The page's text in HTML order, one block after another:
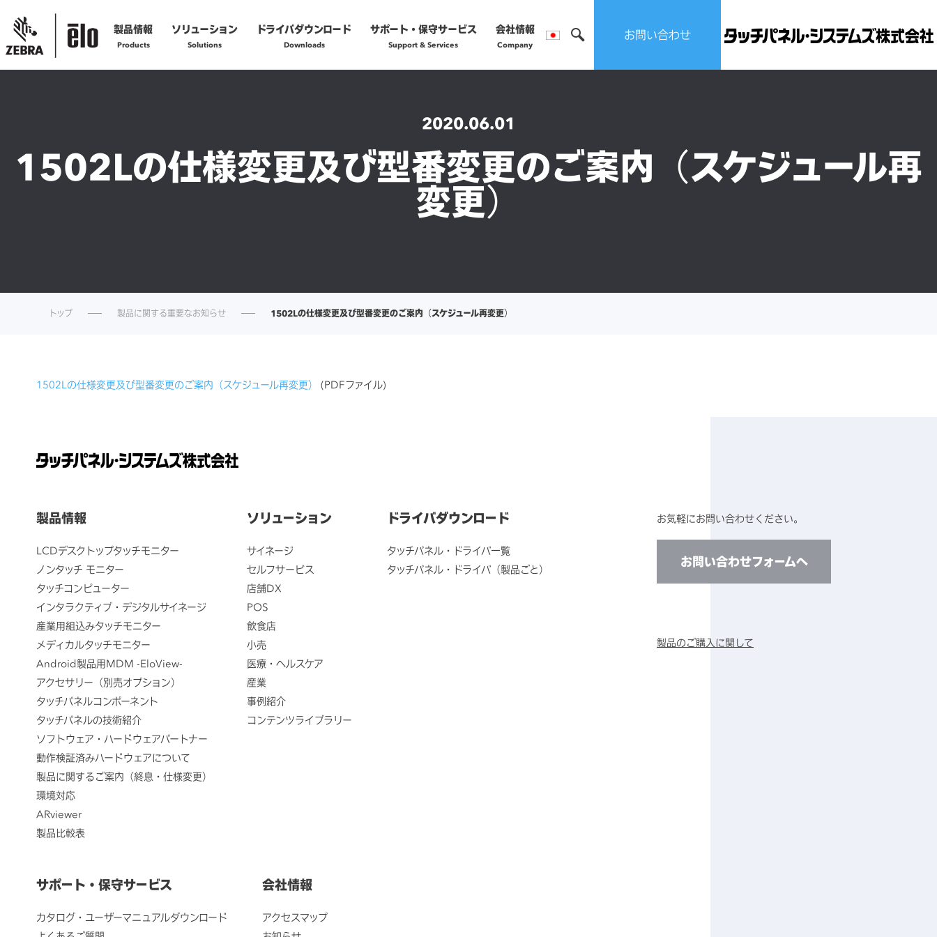
製品情報
Products
ソリューション
Solutions
ドライバダウンロード
Downloads
サポート・保守サービス
Support & Services
会社情報
Company
お問い合わせ
製品の修理に関するご依頼 正規販売代理店
2020.06.01
1502Lの仕様変更及び型番変更のご案内（スケジュール再
変更）
トップ 製品に関する重要なお知らせ 1502Lの仕様変更及び型番変更のご案内（スケジュール再変更）
1502Lの仕様変更及び型番変更のご案内（スケジュール再変更） (PDFファイル)
製品情報
LCDデスクトップタッチモニター
ノンタッチ モニター
タッチコンピューター
インタラクティブ・デジタルサイネージ
産業用組込みタッチモニター
メディカルタッチモニター
Android製品用MDM -EloView-
アクセサリー（別売オプション）
タッチパネルコンポーネント
タッチパネルの技術紹介
ソフトウェア・ハードウェアパートナー
動作検証済みハードウェアについて
製品に関するご案内（終息・仕様変更）
環境対応
ARviewer
製品比較表
ソリューション
サイネージ
セルフサービス
店舗DX
POS
飲食店
小売
医療・ヘルスケア
産業
事例紹介
コンテンツライブラリー
ドライバダウンロード
タッチパネル・ドライバ一覧
タッチパネル・ドライバ（製品ごと）
サポート・保守サービス
カタログ・ユーザーマニュアルダウンロード
会社情報
アクセスマップ
お気軽にお問い合わせください。
お問い合わせフォームへ
製品のご購入に関して